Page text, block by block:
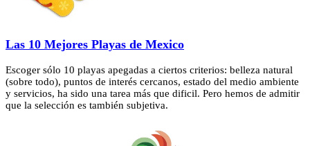
Las 10 Mejores Playas de Mexico
Escoger sólo 10 playas apegadas a ciertos criterios: belleza natural
(sobre todo), puntos de interés cercanos, estado del medio ambiente
y servicios, ha sido una tarea más que dificil. Pero hemos de admitir
que la selección es también subjetiva.